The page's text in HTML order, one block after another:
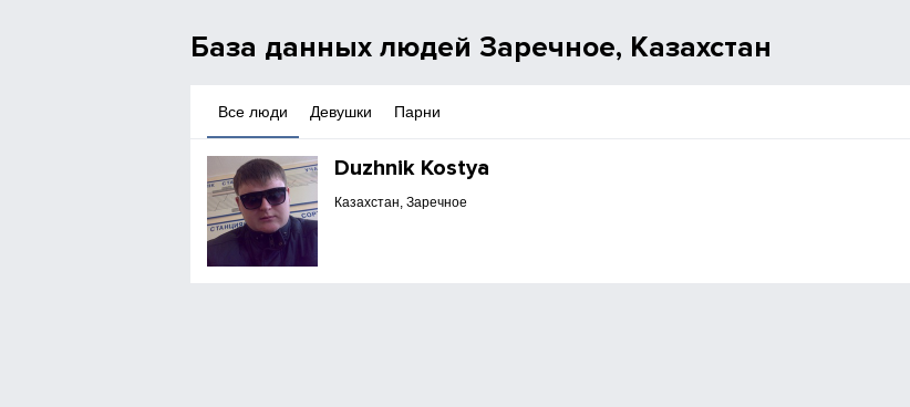
База данных людей Заречное, Казахстан
Парни
Девушки
Все люди
Duzhnik Kostya
Казахстан, Заречное